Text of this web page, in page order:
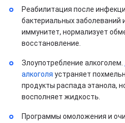
Реабилитация после
бактериальных заболеваний
иммунитет, нормализует
восстановление.
Злоупотребление алкоголем.
алкоголя устраняет
продукты распада этанола,
восполняет жидкость.
Программы омоложения и